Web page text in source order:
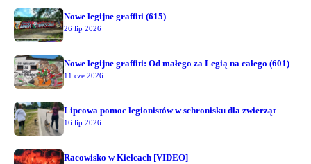
Nowe legijne graffiti (615)
26 lip 2026
Nowe legijne graffiti: Od małego za Legią na całego (601)
11 cze 2026
Lipcowa pomoc legionistów w schronisku dla zwierząt
16 lip 2026
Racowisko w Kielcach [VIDEO]